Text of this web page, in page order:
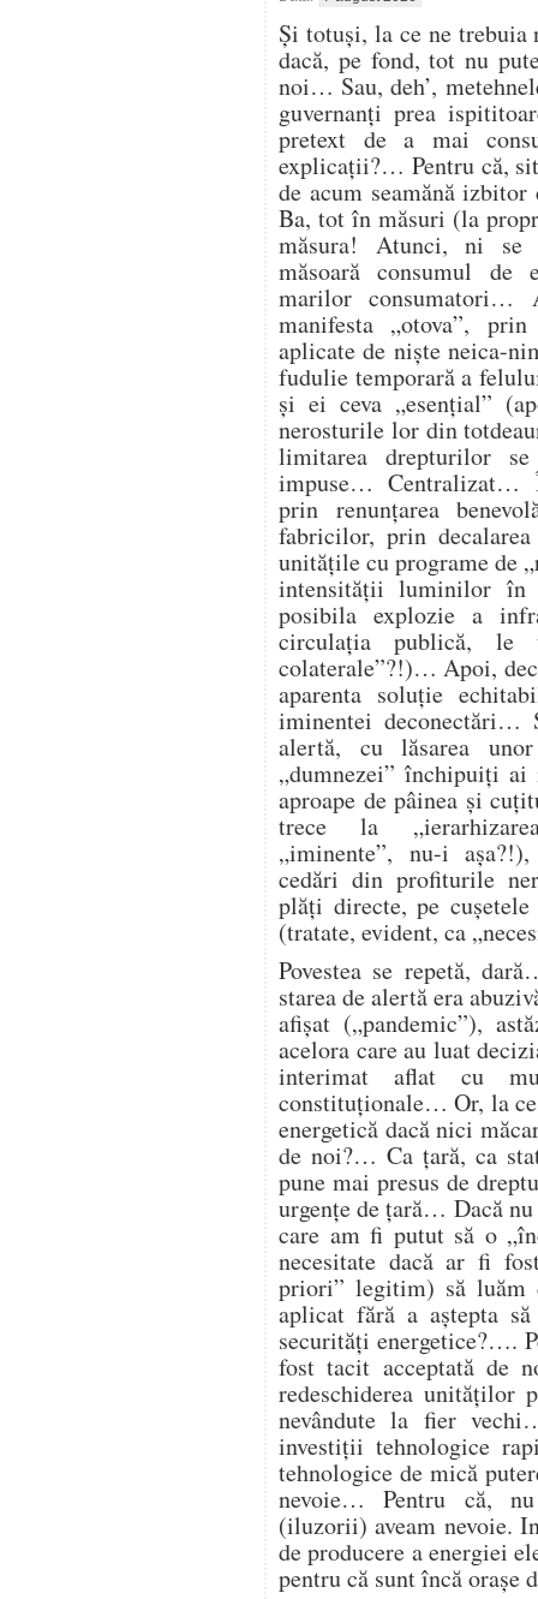
Și totuși, la ce ne trebuia
dacă, pe fond, tot nu
noi… Sau, deh’,
guvernanți prea
pretext de a mai
explicații?… Pentru că,
de acum seamănă
Ba, tot în măsuri (la
măsura! Atunci, ni se
măsoară consumul de
marilor consumatori…
manifesta „otova”,
aplicate de niște neica-
fudulie temporară a
și ei ceva „esențial”
nerosturile lor din
limitarea drepturilor
impuse… Centralizat…
prin renunțarea
fabricilor, prin
unitățile cu programe de
intensității luminilor în
posibila explozie a
circulația publică, le
colaterale”?!)… Apoi,
aparenta soluție
iminentei deconectări…
alertă, cu lăsarea
„dumnezei” închipuiți
aproape de pâinea și
trece la
„iminente”, nu-i
cedări din profiturile
plăți directe, pe
(tratate, evident, ca
Povestea se repetă,
starea de alertă era
afișat („pandemic”),
acelora care au luat
interimat aflat cu
constituționale… Or, la
energetică dacă nici
de noi?… Ca țară, ca
pune mai presus de
urgențe de țară… Dacă
care am fi putut să o
necesitate dacă ar fi
priori” legitim) să luăm
aplicat fără a aștepta
securități energetice?….
fost tacit acceptată de
redeschiderea unităților
nevândute la fier
investiții tehnologice
tehnologice de mică
nevoie… Pentru că,
(iluzorii) aveam nevoie.
de producere a energiei
pentru că sunt încă orașe